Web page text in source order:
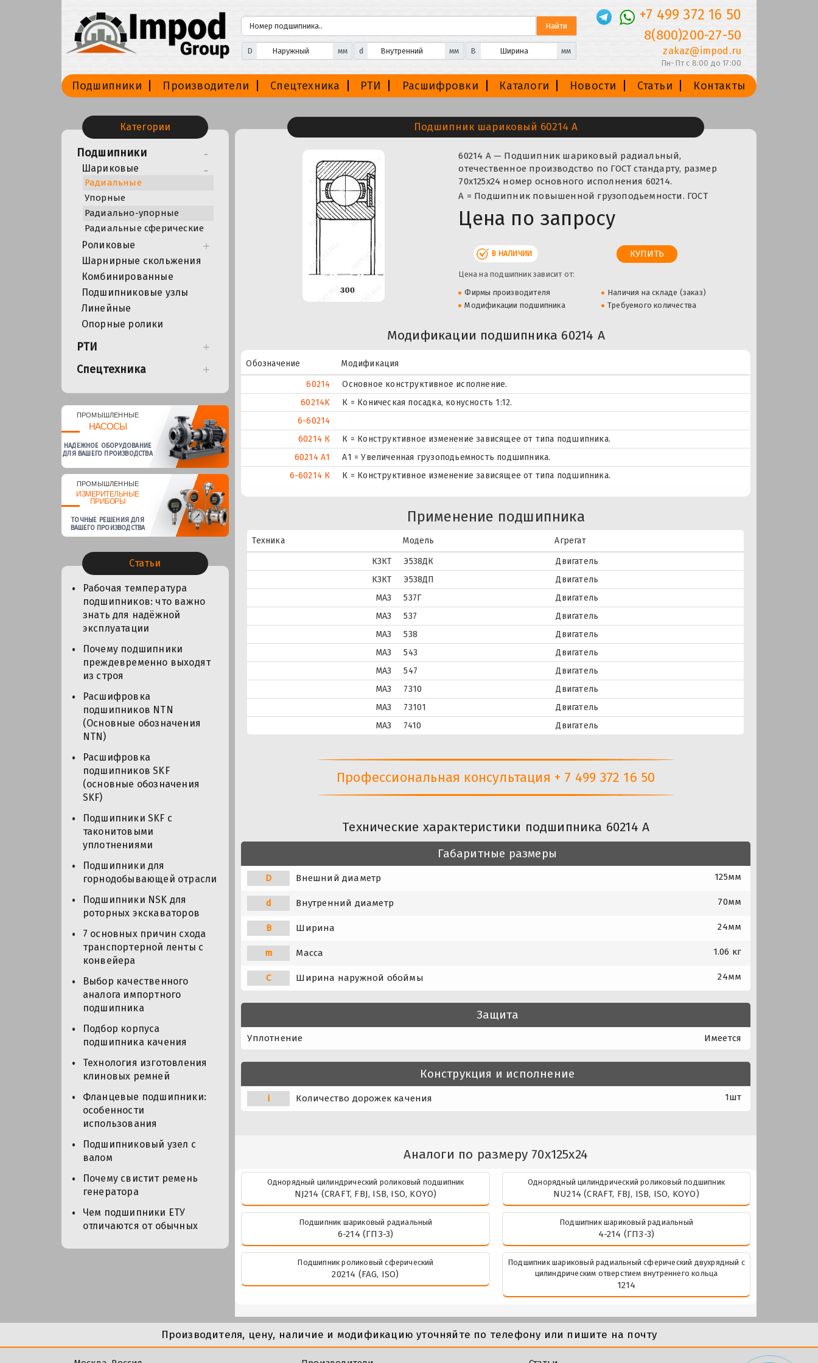
D мм d мм B мм
+7 499 372 16 50
8(800)200-27-50
zakaz@impod.ru
Пн-Пт с 8:00 до 17:00
Подшипники Производители Спецтехника РТИ Расшифровки Каталоги Новости Статьи Контакты
Категории
Подшипники
Шариковые
Радиальные
Упорные
Радиально-упорные
Радиальные сферические
Роликовые
Шарнирные скольжения
Комбинированные
Подшипниковые узлы
Линейные
Опорные ролики
РТИ
Спецтехника
ПРОМЫШЛЕННЫЕ
НАСОСЫ
НАДЕЖНОЕ ОБОРУДОВАНИЕ
ДЛЯ ВАШЕГО ПРОИЗВОДСТВА
ПРОМЫШЛЕННЫЕ
ИЗМЕРИТЕЛЬНЫЕ
ПРИБОРЫ
ТОЧНЫЕ РЕШЕНИЯ ДЛЯ
ВАШЕГО ПРОИЗВОДСТВА
Статьи
Рабочая температура
подшипников: что важно
знать для надёжной
эксплуатации
Почему подшипники
преждевременно выходят
из строя
Расшифровка
подшипников NTN
(Основные обозначения
NTN)
Расшифровка
подшипников SKF
(основные обозначения
SKF)
Подшипники SKF с
таконитовыми
уплотнениями
Подшипники для
горнодобывающей отрасли
Подшипники NSK для
роторных экскаваторов
7 основных причин схода
транспортерной ленты с
конвейера
Выбор качественного
аналога импортного
подшипника
Подбор корпуса
подшипника качения
Технология изготовления
клиновых ремней
Фланцевые подшипники:
особенности
использования
Подшипниковый узел с
валом
Почему свистит ремень
генератора
Чем подшипники ЕТУ
отличаются от обычных
Подшипник шариковый 60214 А
60214 А — Подшипник шариковый радиальный,
отечественное производство по ГОСТ стандарту, размер
70x125x24 номер основного исполнения 60214.
А = Подшипник повышенной грузоподьемности. ГОСТ
Цена по запросу
В НАЛИЧИИ
Цена на подшипник зависит от:
Фирмы производителя
Наличия на складе (заказ)
Модификации подшипника
Требуемого количества
Модификации подшипника 60214 А
Обозначение
Модификация
60214
Основное конструктивное исполнение.
60214K
К = Коническая посадка, конусность 1:12.
6-60214
60214 К
К = Конструктивное изменение зависящее от типа подшипника.
60214 А1
А1 = Увеличенная грузоподьемность подшипника.
6-60214 К
К = Конструктивное изменение зависящее от типа подшипника.
Применение подшипника
Техника Модель
Агрегат
КЗКТ
Э538ДК
Двигатель
КЗКТ
Э538ДП
Двигатель
МАЗ
537Г
Двигатель
МАЗ
537
Двигатель
МАЗ
538
Двигатель
МАЗ
543
Двигатель
МАЗ
547
Двигатель
МАЗ
7310
Двигатель
МАЗ
73101
Двигатель
МАЗ
7410 Двигатель
Профессиональная консультация + 7 499 372 16 50
Технические характеристики подшипника 60214 А
Габаритные размеры
D Внешний диаметр 125мм
d Внутренний диаметр 70мм
B Ширина 24мм
m Масса 1.06 кг
C Ширина наружной обоймы 24мм
Защита
Уплотнение Имеется
Конструкция и исполнение
i Количество дорожек качения 1шт
Аналоги по размеру 70x125x24
Однорядный цилиндрический роликовый подшипник
NJ214 (CRAFT, FBJ, ISB, ISO, KOYO)
Однорядный цилиндрический роликовый подшипник
NU214 (CRAFT, FBJ, ISB, ISO, KOYO)
Подшипник шариковый радиальный
6-214 (ГПЗ-3)
Подшипник шариковый радиальный
4-214 (ГПЗ-3)
Подшипник роликовый сферический
20214 (FAG, ISO)
Подшипник шариковый радиальный сферический двухрядный с
цилиндрическим отверстием внутреннего кольца
1214
Производителя, цену, наличие и модификацию уточняйте по телефону или пишите на почту